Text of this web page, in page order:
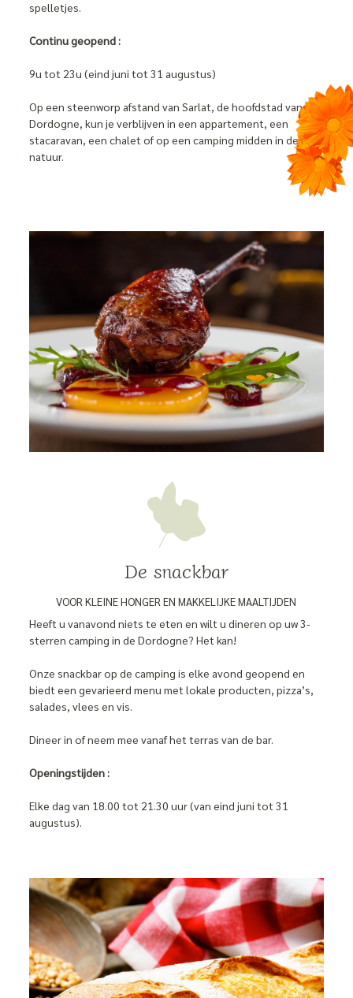
spelletjes.
Continu geopend :
9u tot 23u (eind juni tot 31 augustus)
Op een steenworp afstand van Sarlat, de hoofdstad van de
Dordogne, kun je verblijven in een appartement, een
stacaravan, een chalet of op een camping midden in de
natuur.
De snackbar
VOOR KLEINE HONGER EN MAKKELIJKE MAALTIJDEN
Heeft u vanavond niets te eten en wilt u dineren op uw 3-
sterren camping in de Dordogne? Het kan!
Onze snackbar op de camping is elke avond geopend en
biedt een gevarieerd menu met lokale producten, pizza’s,
salades, vlees en vis.
Dineer in of neem mee vanaf het terras van de bar.
Openingstijden :
Elke dag van 18.00 tot 21.30 uur (van eind juni tot 31
augustus).